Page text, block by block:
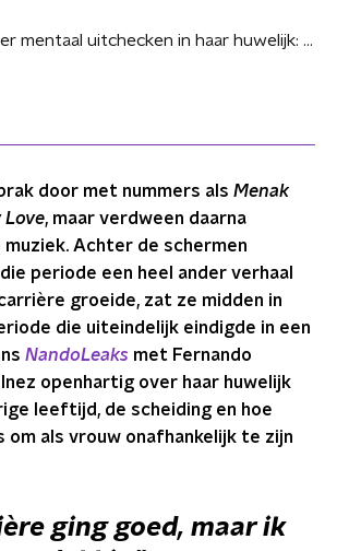
Inez over mentaal uitchecken in haar huwelijk: “Je hebt liever een vrouw die schreeuwt dan een vrouw die stil wordt”
door met nummers als Menak
Love, maar verdween daarna
muziek. Achter de schermen
periode een heel ander verhaal
groeide, zat ze midden in
die uiteindelijk eindigde in een
NandoLeaks met Fernando
openhartig over haar huwelijk
leeftijd, de scheiding en hoe
om als vrouw onafhankelijk te zijn
ging goed, maar ik